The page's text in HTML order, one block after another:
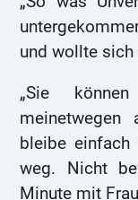
und wollte sich
„Sie
bleibe einfach
weg. Nicht
Minute mit